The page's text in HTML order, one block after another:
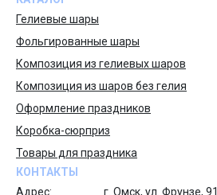
Гелиевые шары
Фольгированные шары
Композиция из гелиевых шаров
Композиция из шаров без гелия
Оформление праздников
Коробка-сюрприз
Товары для праздника
КОНТАКТЫ
Адрес:
г. Омск, ул. Фрунзе, 91